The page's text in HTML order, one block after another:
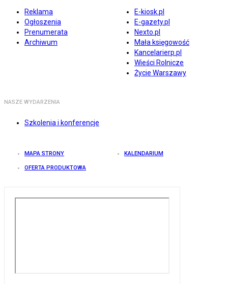
Reklama
Ogłoszenia
Prenumerata
Archiwum
E-kiosk.pl
E-gazety.pl
Nexto.pl
Mała księgowość
Kancelarierp.pl
Wieści Rolnicze
Życie Warszawy
NASZE WYDARZENIA
Szkolenia i konferencje
MAPA STRONY KALENDARIUM
OFERTA PRODUKTOWA